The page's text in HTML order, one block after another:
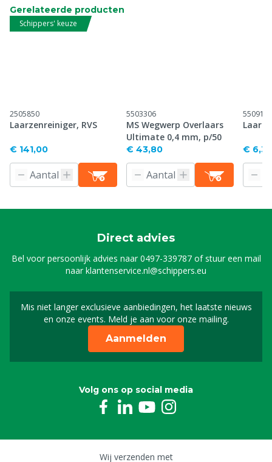
Gerelateerde producten
Schippers' keuze
2505850
Laarzenreiniger, RVS
€ 141,00
5503306
MS Wegwerp Overlaars
Ultimate 0,4 mm, p/50
€ 43,80
5509145
€ 6,30
Direct advies
Bel voor persoonlijk advies naar0497-339787of stuur een mail
naarklantenservice.nl@schippers.eu
Mis niet langer exclusieve aanbiedingen, het laatste nieuws
en onze events. Meld je aan voor onze mailing.
Schrijf je in voor onze
Aanmelden
Volg ons op social media
Wij verzenden met